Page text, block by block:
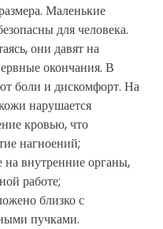
Маленькие
для человека.
они давят на
окончания. В
боли и дискомфорт. На
нарушается
кровью, что
нагноений;
на внутренние органы,
работе;
близко с
пучками.